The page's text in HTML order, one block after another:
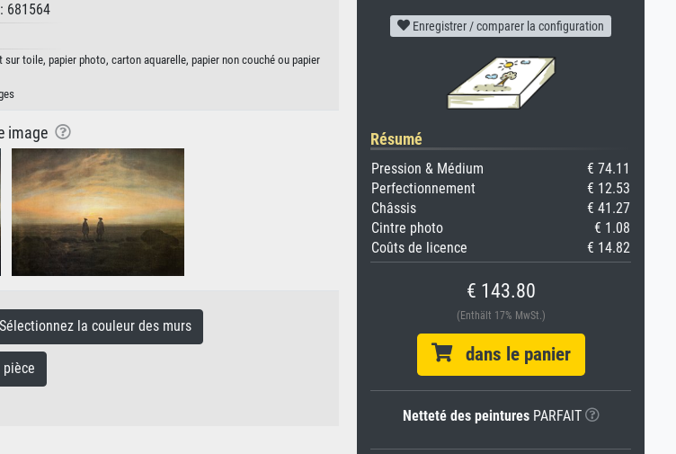
681564
sur toile, papier photo, carton aquarelle, papier non couché ou papier
image
la couleur des murs
Enregistrer / comparer la configuration
Résumé
Pression & Médium
€ 74.11
Perfectionnement
€ 12.53
Châssis
€ 41.27
Cintre photo
€ 1.08
Coûts de licence
€ 14.82
€ 143.80
(Enthält 17% MwSt.)
dans le panier
Netteté des peinturesPARFAIT